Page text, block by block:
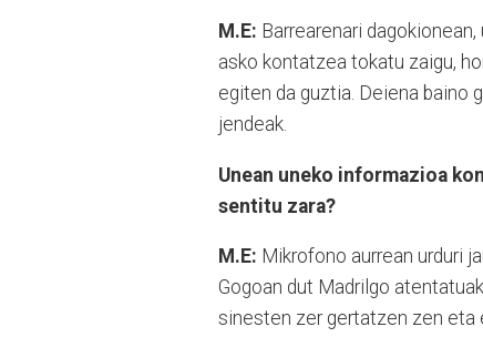
M.E: Barrearenari
asko kontatzea tokatu zaigu,
egiten da guztia. Deiena baino
jendeak.
Unean uneko informazioa
sentitu zara?
M.E: Mikrofono aurrean urduri
Gogoan dut Madrilgo
sinesten zer gertatzen zen eta